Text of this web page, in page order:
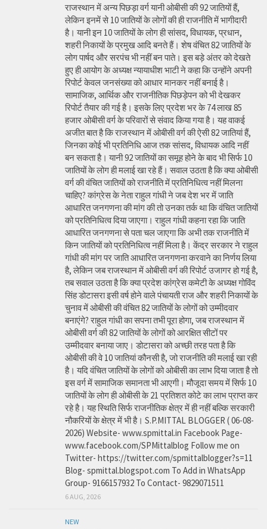
राजस्थान में अन्य पिछड़ा वर्ग यानी ओबीसी की 92 जातियों हैं,
लेकिन इनमें से 10 जातियों के लोगों की ही राजनीति में भागीदारी
है। यानी इन 10 जातियों के लोग ही सांसद, विधायक, प्रधान,
शहरी निकायों के प्रमुख आदि बनते हैं। शेष वंचित 82 जातियों के
लोग पार्षद और सरपंच भी नहीं बन पाते। इस बड़े अंतर को देखते
हुए ही आयोग के अध्यक्ष न्यायाधीश भाटी ने कहा कि उन्होंने अपनी
रिपोर्ट केवल जनसंख्या को आधार मानकर नहीं बनाई है।
सामाजिक, आर्थिक और राजनीतिक पिछड़ेपन को भी देखकर
रिपोर्ट तैयार की गई है। इसके लिए प्रदेश भर के 74 लाख 85
हजार ओबीसी वर्ग के परिवारों से संवाद किया गया है। यह वाकई
अजीत बात है कि राजस्थान में ओबीसी वर्ग की ऐसी 82 जातियां हैं,
जिनका कोई भी प्रतिनिधि आज तक सांसद, विधायक आदि नहीं
बन सकता है। यानी 92 जातियों का समूह होने के बाद भी सिर्फ 10
जातियों के लोग ही मलाई खा रहे हैं। सवाल उठता है कि क्या ओबीसी
वर्ग की वंचित जातियों को राजनीति में प्रतिनिधित्व नहीं मिलना
चाहिए? कांग्रेस के नेता राहुल गांधी ने जब देश भर में जाति
आधारित जनगणना की मांग की तो उनका तर्क था कि वंचित जातियों
को प्रतिनिधित्व दिया जाएगा। राहुल गांधी कहना रहा कि जाति
आधारित जनगणना से पता चल जाएगा कि अभी तक राजनीति में
किन जातियों को प्रतिनिधित्व नहीं मिला है। केंद्र सरकार ने राहुल
गांधी की मांग पर जाति आधारित जनगणना करवाने का निर्णय लिया
है, लेकिन जब राजस्थान में ओबीसी वर्ग की रिपोर्ट उजागर हो गई है,
तब सवाल उठता है कि क्या प्रदेश कांग्रेस कमेटी के अध्यक्ष गोविंद
सिंह डोटासरा इसी वर्ष होने वाले पंचायती राज और शहरी निकायों के
चुनाव में ओबीसी की वंचित 82 जातियों के लोगों को उम्मीदवार
बनाएंगे? राहुल गांधी का सपना तभी पूरा होगा, जब राजस्थान में
ओबीसी वर्ग की 82 जातियों के लोगों को आरक्षित सीटों पर
उम्मीदवार बनाया जाए। डोटासरा को अच्छी तरह पता है कि
ओबीसी की वे 10 जातियां कौनसी है, जो राजनीति की मलाई खा रही
है। यदि वंचित जातियों के लोगों को ओबीसी का लाभ दिया जाता है तो
इस वर्ग में सामाजिक समानता भी आएगी। मौजूदा समय में सिर्फ 10
जातियों के लोग ही ओबीसी के 21 प्रतिशत कोटे का लाभ प्राप्त कर
रहे है। यह स्थिति सिर्फ राजनीतिक क्षेत्र में ही नहीं बल्कि सरकारी
नौकरियों के क्षेत्र में भी है। S.P.MITTAL BLOGGER ( 06-08-
2026) Website- www.spmittal.in Facebook Page-
www.facebook.com/SPMittalblog Follow me on
Twitter- https://twitter.com/spmittalblogger?s=11
Blog- spmittal.blogspot.com To Add in WhatsApp
Group- 9166157932 To Contact- 9829071511
6 AUG, 2026
NEW